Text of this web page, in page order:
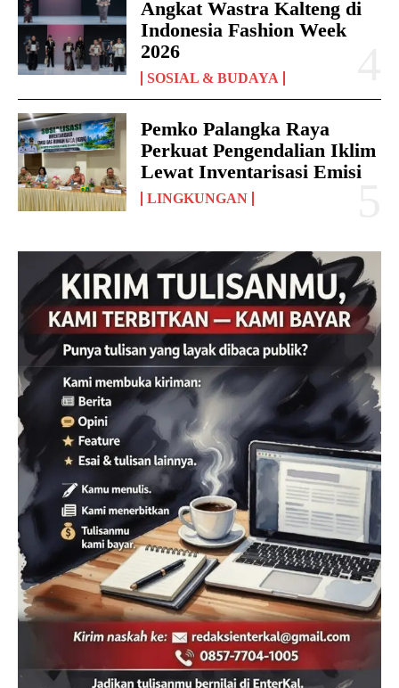
Angkat Wastra Kalteng di
Indonesia Fashion Week
2026
SOSIAL & BUDAYA
Pemko Palangka Raya
Perkuat Pengendalian Iklim
Lewat Inventarisasi Emisi
LINGKUNGAN